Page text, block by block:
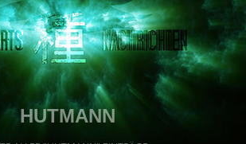
HUTMANN